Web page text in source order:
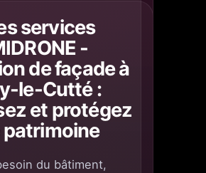
services
-
de façade à
le-Cutté :
et protégez
du bâtiment,